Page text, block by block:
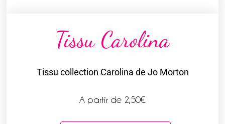
Tissu Carolina
Tissu collection Carolina de Jo Morton
A partir de 2,50€